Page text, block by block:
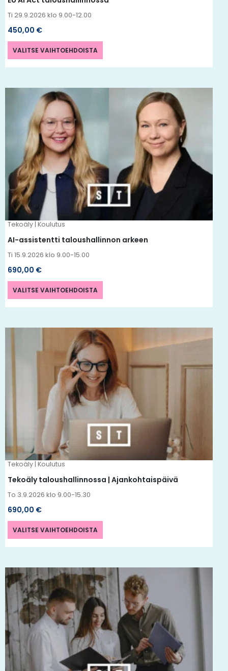
Ti 29.9.2026 klo 9.00-12.00
450,00 €
VALITSE VAIHTOEHDOISTA
Tekoäly | Koulutus
AI-assistentti taloushallinnon arkeen
Ti 15.9.2026 klo 9.00-15.00
690,00 €
VALITSE VAIHTOEHDOISTA
tuotteella
on
useampi
muunnelma.
Voit
tehdä
valinnat
tuotteen
Tekoäly | Koulutus
Tekoäly taloushallinnossa | Ajankohtaispäivä
To 3.9.2026 klo 9.00-15.30
690,00 €
VALITSE VAIHTOEHDOISTA
Tällä
tuotteella
on
useampi
muunnelma.
Voit
tehdä
valinnat
tuotteen
Tällä
tuotteella
on
useampi
muunnelma.
Voit
tehdä